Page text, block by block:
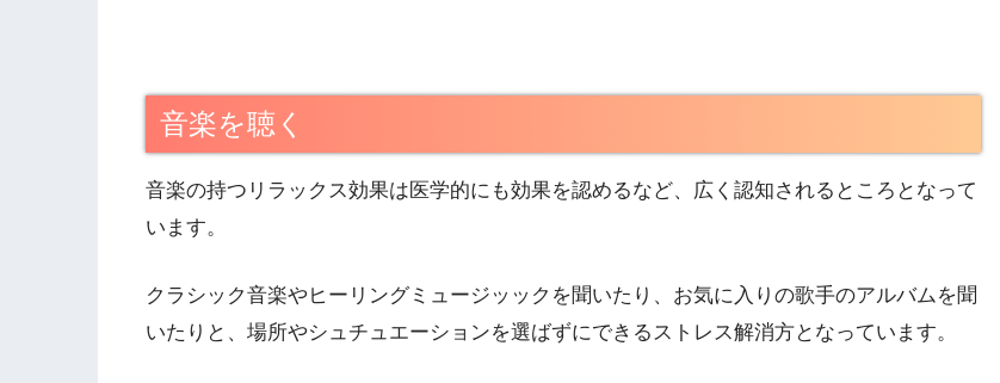
音楽を聴く
音楽の持つリラックス効果は医学的にも効果を認めるなど、広く認知されるところとなって
います。
クラシック音楽やヒーリングミュージッックを聞いたり、お気に入りの歌手のアルバムを聞
いたりと、場所やシュチュエーションを選ばずにできるストレス解消方となっています。